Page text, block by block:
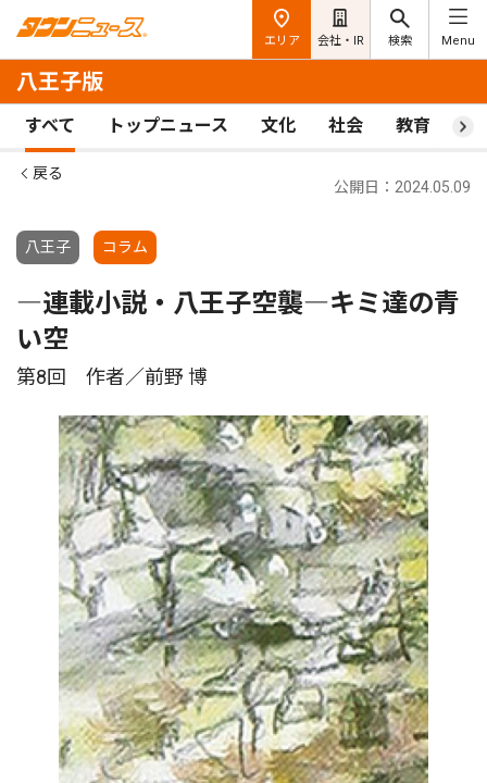
エリア 会社・IR 検索 Menu
八王子版
すべて トップニュース 文化 社会 教育 ス
戻る
八王子 コラム
公開日：2024.05.09
―連載小説・八王子空襲―キミ達の青
い空
第8回 作者／前野 博